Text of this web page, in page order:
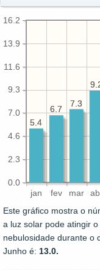
jan fev mar
0.0
2.3
4.6
7.0
9.3
11.6
13.9
16.2
7.3
6.7
5.4
7.3
6.7
5.4
Este gráfico mostra o
a luz solar pode atingir
nebulosidade durante o
Junho é: 13.0.